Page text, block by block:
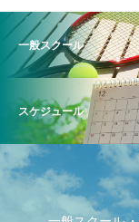
一般スクール
スケジュール